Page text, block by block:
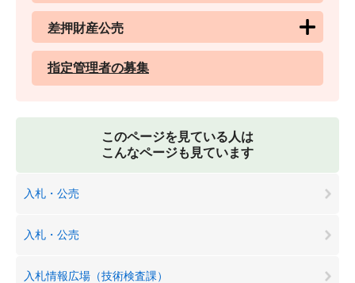
差押財産公売
指定管理者の募集
このページを見ている人は
こんなページも見ています
入札・公売
入札・公売
入札情報広場（技術検査課）